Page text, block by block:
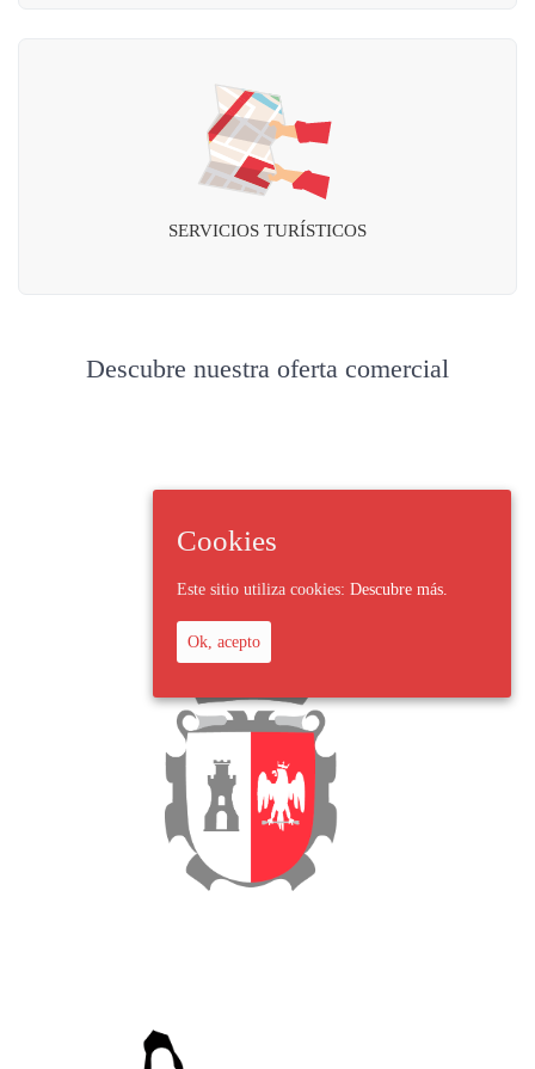
SERVICIOS TURÍSTICOS
Descubre nuestra oferta comercial
Cookies
Este sitio utiliza cookies: Descubre más.
Ok, acepto